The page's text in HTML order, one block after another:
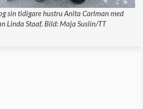
sin tidigare hustru Anita Carlman med
Linda Staaf. Bild: Maja Suslin/TT